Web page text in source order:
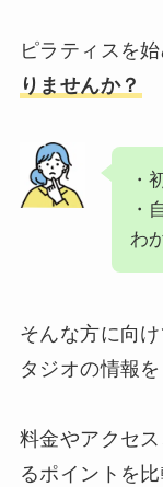
ピラティスを
りませんか？
・
・
わ
そんな方に向け
タジオの情報
料金やアクセ
るポイントを比